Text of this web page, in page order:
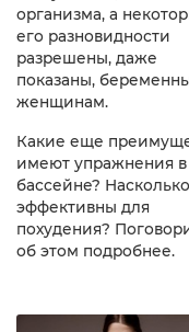
организма, а
его разновидности
разрешены, даже
показаны,
женщинам.
Какие еще
имеют упражнения в
бассейне?
эффективны для
похудения?
об этом подробнее.